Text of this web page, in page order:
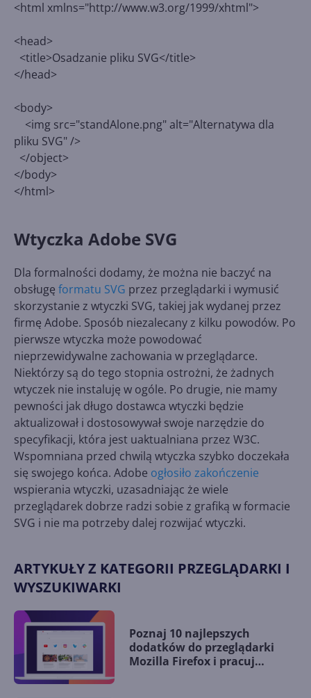
<html xmlns="http://www.w3.org/1999/xhtml">
<head>
<title>Osadzanie pliku SVG</title>
</head>
<body>
<img src="standAlone.png" alt="Alternatywa dla
pliku SVG" />
</object>
</body>
</html>
Wtyczka Adobe SVG
Dla formalności dodamy, że można nie baczyć na
obsługę formatu SVG przez przeglądarki i wymusić
skorzystanie z wtyczki SVG, takiej jak wydanej przez
firmę Adobe. Sposób niezalecany z kilku powodów. Po
pierwsze wtyczka może powodować
nieprzewidywalne zachowania w przeglądarce.
Niektórzy są do tego stopnia ostrożni, że żadnych
wtyczek nie instaluję w ogóle. Po drugie, nie mamy
pewności jak długo dostawca wtyczki będzie
aktualizował i dostosowywał swoje narzędzie do
specyfikacji, która jest uaktualniana przez W3C.
Wspomniana przed chwilą wtyczka szybko doczekała
się swojego końca. Adobe ogłosiło zakończenie
wspierania wtyczki, uzasadniając że wiele
przeglądarek dobrze radzi sobie z grafiką w formacie
SVG i nie ma potrzeby dalej rozwijać wtyczki.
ARTYKUŁY Z KATEGORII PRZEGLĄDARKI I
WYSZUKIWARKI
Poznaj 10 najlepszych
dodatków do przeglądarki
Mozilla Firefox i pracuj